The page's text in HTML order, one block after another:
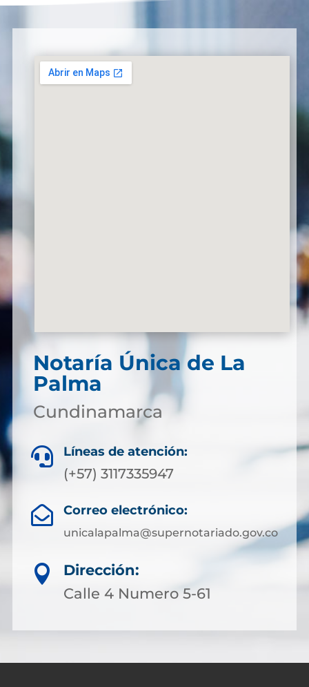
Notaría Única de La
Palma
Cundinamarca
 Líneas de atención:
(+57) 3117335947
 Correo electrónico:
unicalapalma@supernotariado.gov.co

Dirección:
Calle 4 Numero 5-61